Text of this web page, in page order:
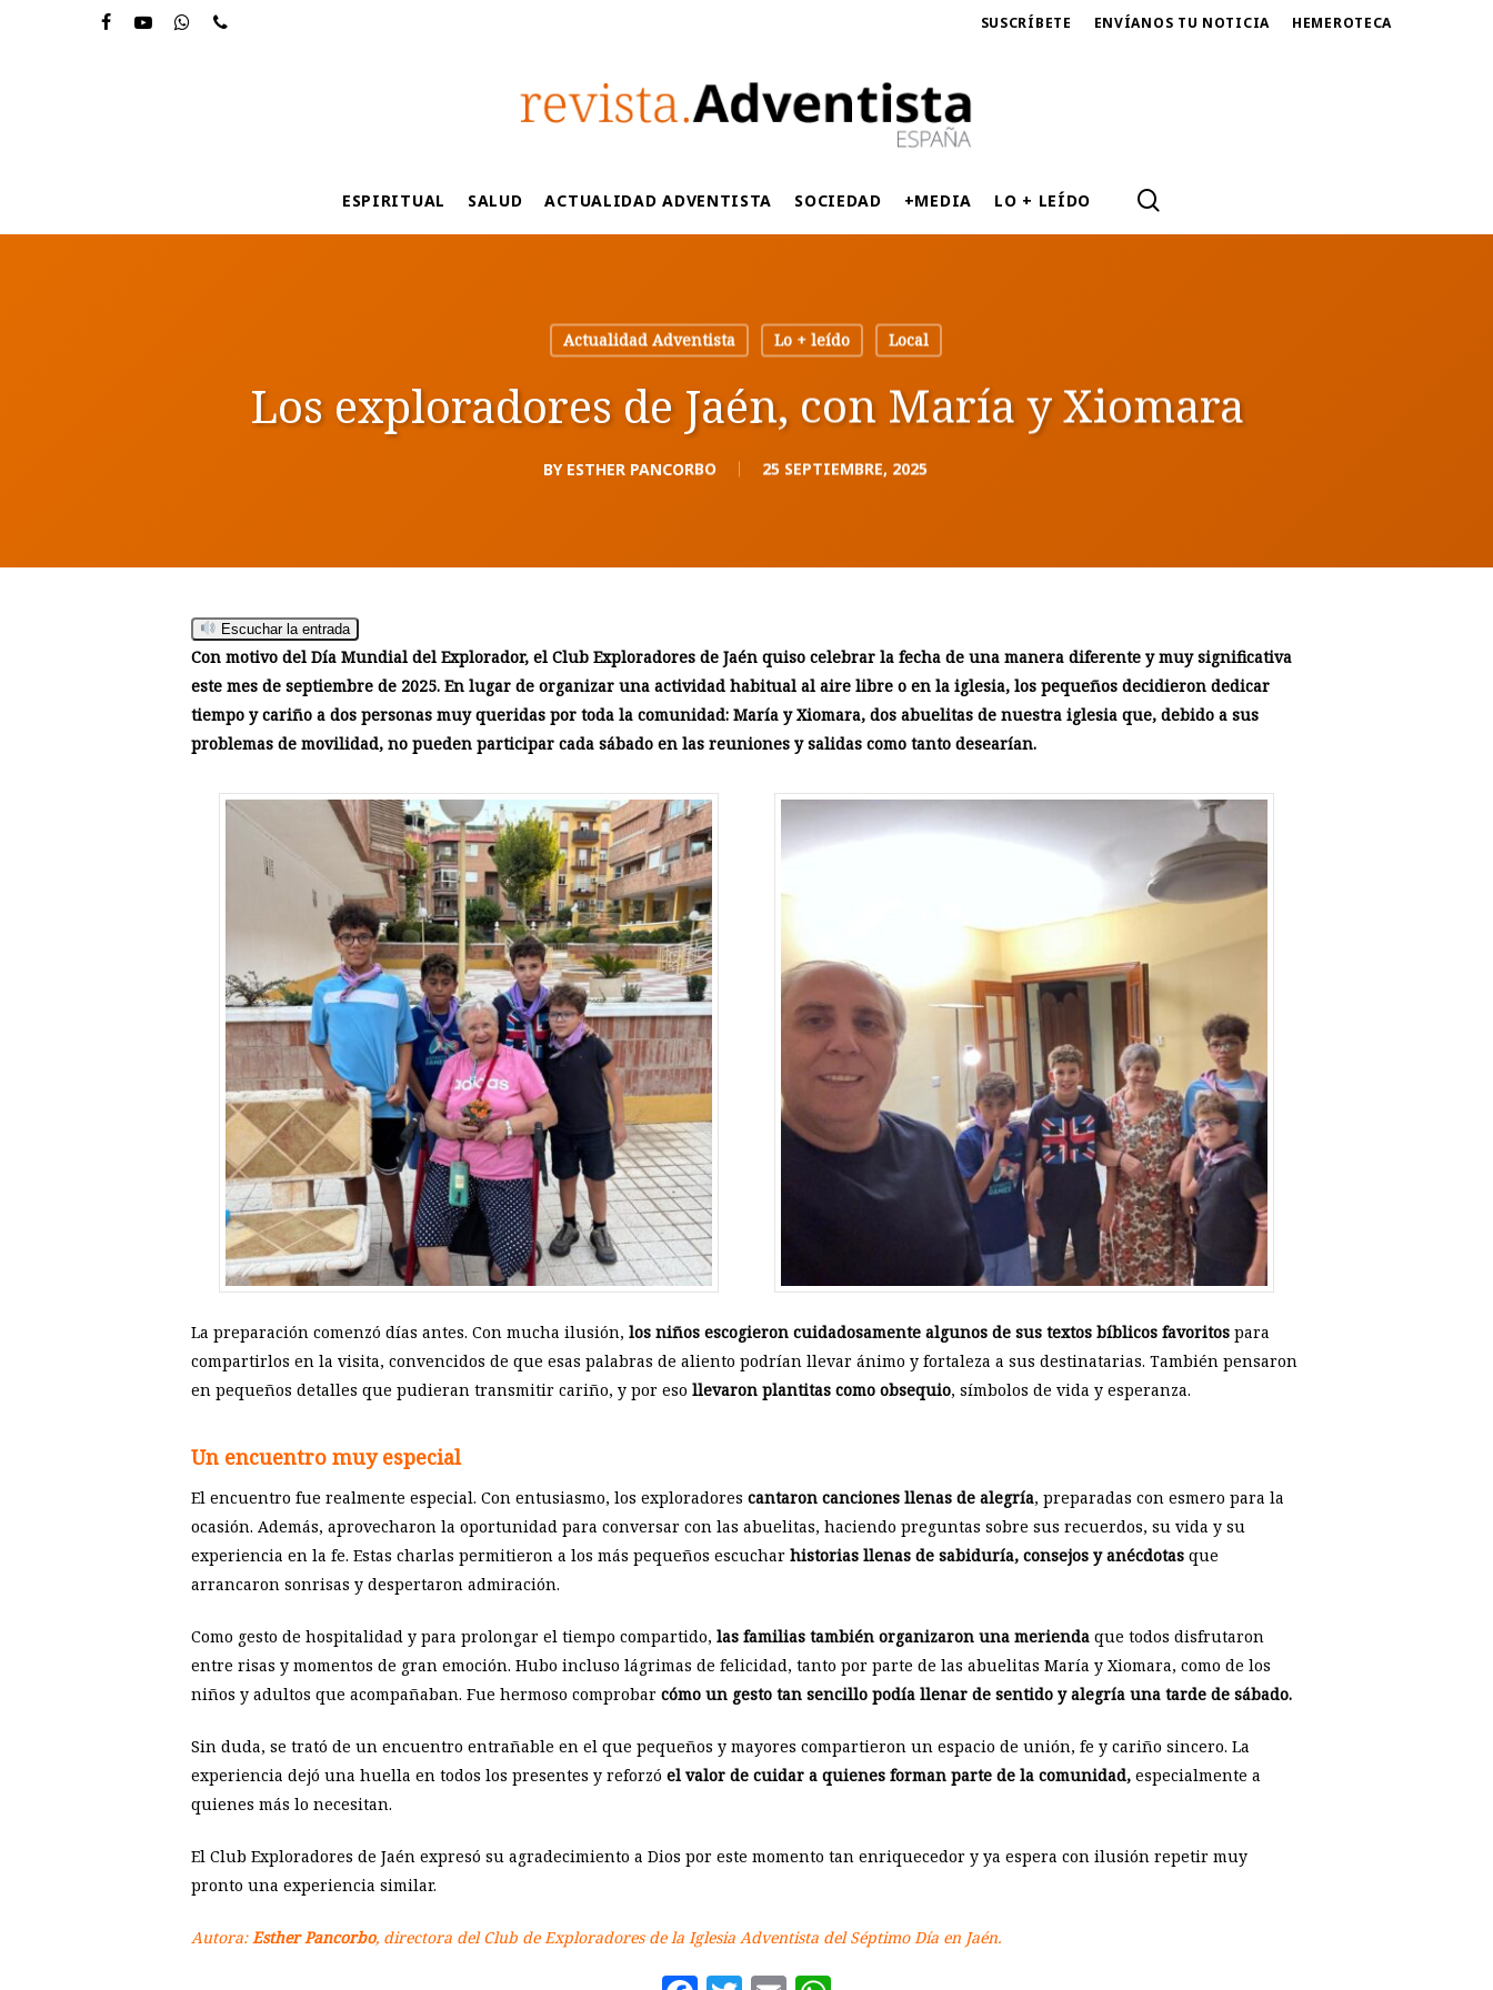
SUSCRÍBETE ENVÍANOS TU NOTICIA HEMEROTECA
Hit enter to search or ESC to close
ESPIRITUAL SALUD ACTUALIDAD ADVENTISTA SOCIEDAD +MEDIA LO + LEÍDO
Actualidad Adventista Lo + leído Local
Los exploradores de Jaén, con María y Xiomara
BY ESTHER PANCORBO 25 SEPTIEMBRE, 2025
Escuchar la entrada
Con motivo del Día Mundial del Explorador, el Club Exploradores de Jaén quiso celebrar la fecha de una manera diferente y muy significativa
este mes de septiembre de 2025. En lugar de organizar una actividad habitual al aire libre o en la iglesia, los pequeños decidieron dedicar
tiempo y cariño a dos personas muy queridas por toda la comunidad: María y Xiomara, dos abuelitas de nuestra iglesia que, debido a sus
problemas de movilidad, no pueden participar cada sábado en las reuniones y salidas como tanto desearían.
La preparación comenzó días antes. Con mucha ilusión, los niños escogieron cuidadosamente algunos de sus textos bíblicos favoritos para
compartirlos en la visita, convencidos de que esas palabras de aliento podrían llevar ánimo y fortaleza a sus destinatarias. También pensaron
en pequeños detalles que pudieran transmitir cariño, y por eso llevaron plantitas como obsequio, símbolos de vida y esperanza.
Un encuentro muy especial
El encuentro fue realmente especial. Con entusiasmo, los exploradores cantaron canciones llenas de alegría, preparadas con esmero para la
ocasión. Además, aprovecharon la oportunidad para conversar con las abuelitas, haciendo preguntas sobre sus recuerdos, su vida y su
experiencia en la fe. Estas charlas permitieron a los más pequeños escuchar historias llenas de sabiduría, consejos y anécdotas que
arrancaron sonrisas y despertaron admiración.
Como gesto de hospitalidad y para prolongar el tiempo compartido, las familias también organizaron una merienda que todos disfrutaron
entre risas y momentos de gran emoción. Hubo incluso lágrimas de felicidad, tanto por parte de las abuelitas María y Xiomara, como de los
niños y adultos que acompañaban. Fue hermoso comprobar cómo un gesto tan sencillo podía llenar de sentido y alegría una tarde de sábado.
Sin duda, se trató de un encuentro entrañable en el que pequeños y mayores compartieron un espacio de unión, fe y cariño sincero. La
experiencia dejó una huella en todos los presentes y reforzó el valor de cuidar a quienes forman parte de la comunidad, especialmente a
quienes más lo necesitan.
El Club Exploradores de Jaén expresó su agradecimiento a Dios por este momento tan enriquecedor y ya espera con ilusión repetir muy
pronto una experiencia similar.
Autora:Esther Pancorbo, directora del Club de Exploradores de la Iglesia Adventista del Séptimo Día en Jaén.